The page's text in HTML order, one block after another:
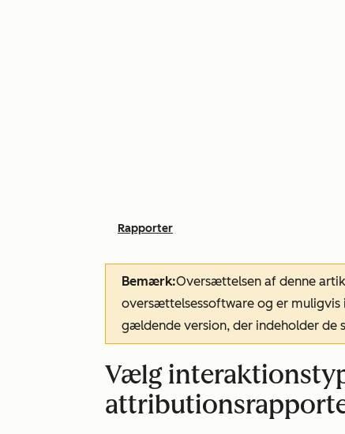
Rapporter
Bemærk:Oversættelsen af denne
oversættelsessoftware og er
gældende version, der indeholder de
Vælg